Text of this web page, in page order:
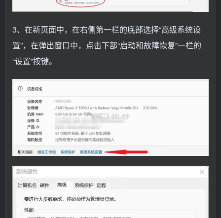
3、在新页面中，在右侧第一栏的底部选择“高级系统设
置”，在弹出窗口中，点击下部“启动和故障恢复”一栏的
“设置”按键。